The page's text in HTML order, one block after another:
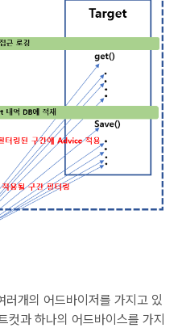
개의 어드바이저를 가지고 있
컷과 하나의 어드바이스를 가지